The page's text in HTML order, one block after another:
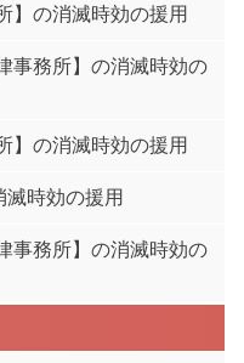
】の消滅時効の援用
事務所】の消滅時効の
】の消滅時効の援用
滅時効の援用
事務所】の消滅時効の